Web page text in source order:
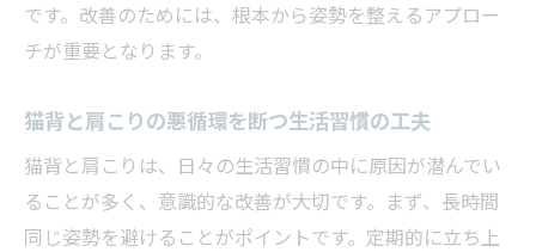
猫背と肩こり両方に効果的な施術の特徴
肩こり解消を目指す姿勢矯正の効果的な手順
猫背矯正で肩こり解消を実現する流れとは
猫背矯正の初回カウンセリングの重要性
です。改善のためには、根本から姿勢を整えるアプロー
チが重要となります。
猫背と肩こりの悪循環を断つ生活習慣の工夫
猫背と肩こりは、日々の生活習慣の中に原因が潜んでい
ることが多く、意識的な改善が大切です。まず、長時間
同じ姿勢を避けることがポイントです。定期的に立ち上